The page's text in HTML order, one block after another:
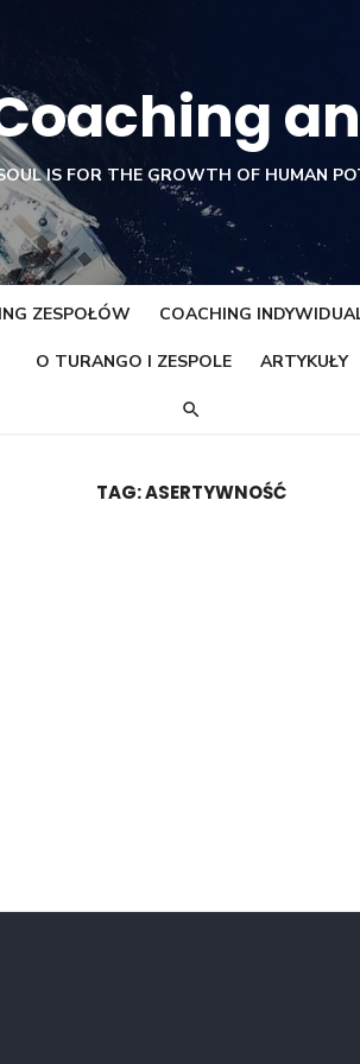
IS FOR THE GROWTH OF HUMAN
ZESPOŁÓW COACHING
O TURANGO I ZESPOLE ARTYKUŁY
TAG:ASERTYWNOŚĆ